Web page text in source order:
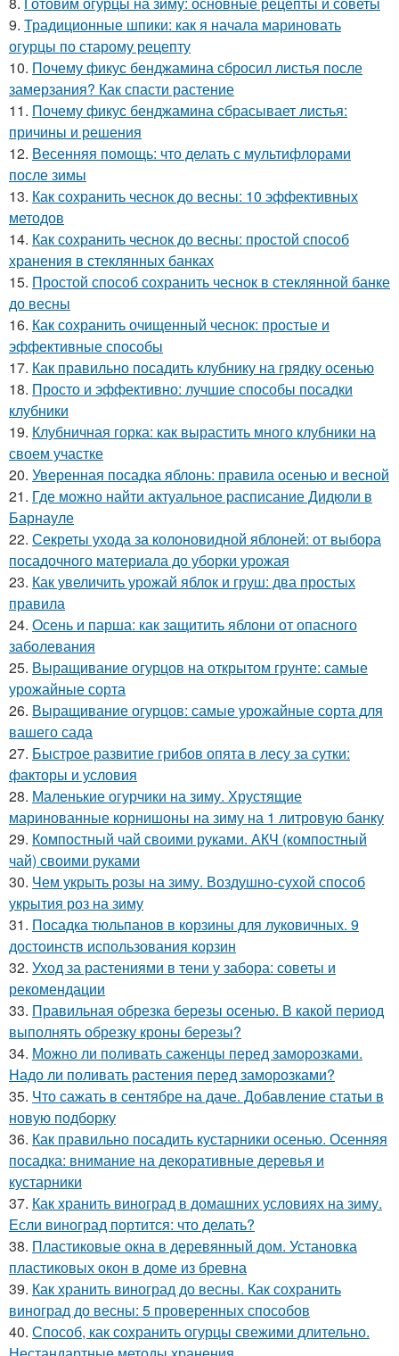
9. Традиционные шпики: как я начала мариновать
огурцы по старому рецепту
10. Почему фикус бенджамина сбросил листья после
замерзания? Как спасти растение
11. Почему фикус бенджамина сбрасывает листья:
причины и решения
12. Весенняя помощь: что делать с мультифлорами
после зимы
13. Как сохранить чеснок до весны: 10 эффективных
методов
14. Как сохранить чеснок до весны: простой способ
хранения в стеклянных банках
15. Простой способ сохранить чеснок в стеклянной банке
до весны
16. Как сохранить очищенный чеснок: простые и
эффективные способы
17. Как правильно посадить клубнику на грядку осенью
18. Просто и эффективно: лучшие способы посадки
клубники
19. Клубничная горка: как вырастить много клубники на
своем участке
20. Уверенная посадка яблонь: правила осенью и весной
21. Где можно найти актуальное расписание Дидюли в
Барнауле
22. Секреты ухода за колоновидной яблоней: от выбора
посадочного материала до уборки урожая
23. Как увеличить урожай яблок и груш: два простых
правила
24. Осень и парша: как защитить яблони от опасного
заболевания
25. Выращивание огурцов на открытом грунте: самые
урожайные сорта
26. Выращивание огурцов: самые урожайные сорта для
вашего сада
27. Быстрое развитие грибов опята в лесу за сутки:
факторы и условия
28. Маленькие огурчики на зиму. Хрустящие
маринованные корнишоны на зиму на 1 литровую банку
29. Компостный чай своими руками. АКЧ (компостный
чай) своими руками
30. Чем укрыть розы на зиму. Воздушно-сухой способ
укрытия роз на зиму
31. Посадка тюльпанов в корзины для луковичных. 9
достоинств использования корзин
32. Уход за растениями в тени у забора: советы и
рекомендации
33. Правильная обрезка березы осенью. В какой период
выполнять обрезку кроны березы?
34. Можно ли поливать саженцы перед заморозками.
Надо ли поливать растения перед заморозками?
35. Что сажать в сентябре на даче. Добавление статьи в
новую подборку
36. Как правильно посадить кустарники осенью. Осенняя
посадка: внимание на декоративные деревья и
кустарники
37. Как хранить виноград в домашних условиях на зиму.
Если виноград портится: что делать?
38. Пластиковые окна в деревянный дом. Установка
пластиковых окон в доме из бревна
39. Как хранить виноград до весны. Как сохранить
виноград до весны: 5 проверенных способов
40. Способ, как сохранить огурцы свежими длительно.